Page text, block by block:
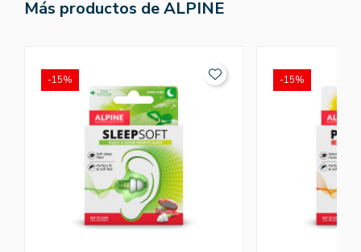
Más productos de ALPINE
-15% -15%